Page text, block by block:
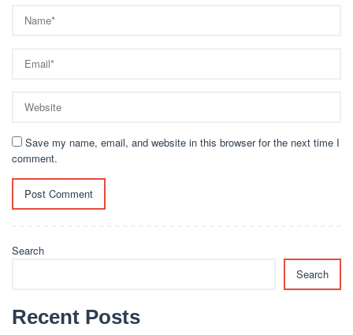
Save my name, email, and website in this browser for the next time I
comment.
Search
Search
Recent Posts